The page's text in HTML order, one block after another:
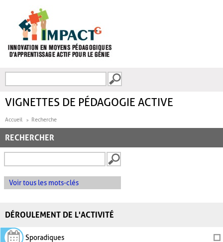
FORMULAIRE DE
VIGNETTES DE PÉDAGOGIE ACTIVE
Accueil Recherche
RECHERCHER
Voir tous les mots-clés
DÉROULEMENT DE L'ACTIVITÉ
Sporadiques